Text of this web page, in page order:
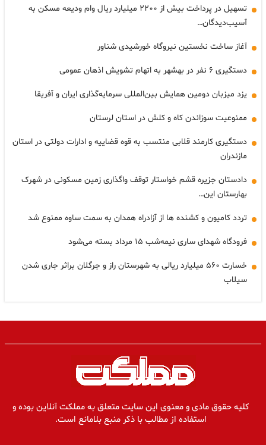
تسهیل در پرداخت بیش از ۲۲۰۰ میلیارد ریال وام ودیعه مسکن به
آسیب‌دیدگان…
آغاز ساخت نخستین نیروگاه خورشیدی شناور
دستگیری ۶ نفر در بهشهر به اتهام تشویش اذهان عمومی
یزد میزبان دومین همایش بین‌المللی سرمایه‌گذاری ایران و آفریقا
ممنوعیت سوزاندن کاه و کلش در استان لرستان
دستگیری کارمند قلابی منتسب به قوه قضاییه و ادارات دولتی در استان
مازندران
دادستان جزیره قشم خواستار توقف واگذاری زمین مسکونی در شهرک
بهارستان این…
تردد کامیون و کشنده ها از آزادراه همدان به سمت ساوه ممنوع شد
فرودگاه شهدای ساری نیمه‌شب ۱۵ مرداد بسته می‌شود
خسارت ۵۶۰ میلیارد ریالی به شهرستان راز و جرگلان براثر جاری شدن
سیلاب
کلیه حقوق مادی و معنوی این سایت متعلق به مملکت آنلاین بوده و
استفاده از مطالب با ذکر منبع بلامانع است.